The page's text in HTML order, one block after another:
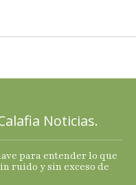
Noticias.
para entender lo que
ruido y sin exceso de